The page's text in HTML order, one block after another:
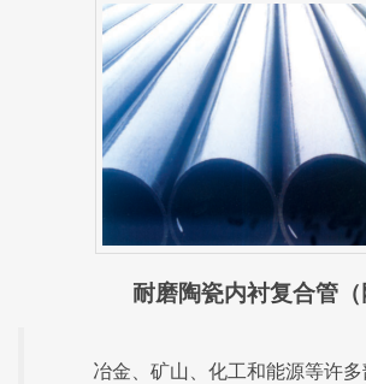
耐磨陶瓷内衬复合管（
冶金、矿山、化工和能源等许